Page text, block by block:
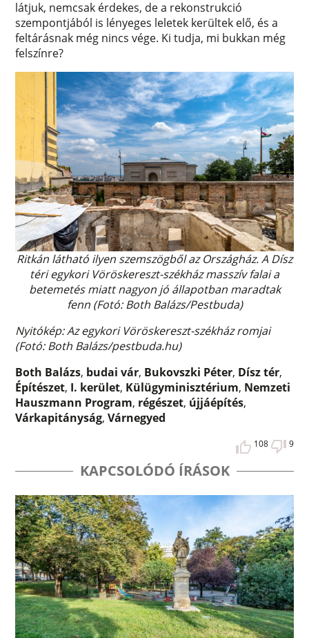
látjuk, nemcsak érdekes, de a rekonstrukció
szempontjából is lényeges leletek kerültek elő, és a
feltárásnak még nincs vége. Ki tudja, mi bukkan még
felszínre?
Ritkán látható ilyen szemszögből az Országház. A Dísz
téri egykori Vöröskereszt-székház masszív falai a
betemetés miatt nagyon jó állapotban maradtak
fenn (Fotó: Both Balázs/Pestbuda)
Nyitókép: Az egykori Vöröskereszt-székház romjai
(Fotó: Both Balázs/pestbuda.hu)
Both Balázs, budai vár, Bukovszki Péter, Dísz tér,
Építészet, I. kerület, Külügyminisztérium, Nemzeti
Hauszmann Program, régészet, újjáépítés,
Várkapitányság,Várnegyed
108 9
KAPCSOLÓDÓ ÍRÁSOK